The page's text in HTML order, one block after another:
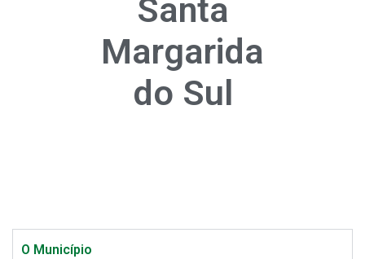
Santa
Margarida
do Sul
O Município